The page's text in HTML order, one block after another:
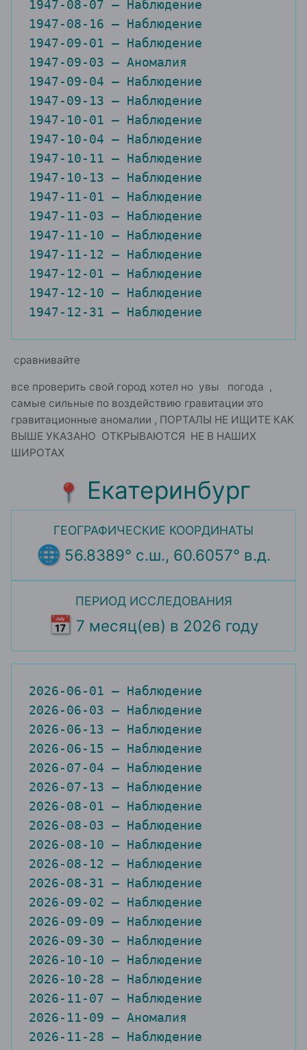
1947-08-16 — Наблюдение
1947-09-01 — Наблюдение
1947-09-03 — Аномалия
1947-09-04 — Наблюдение
1947-09-13 — Наблюдение
1947-10-01 — Наблюдение
1947-10-04 — Наблюдение
1947-10-11 — Наблюдение
1947-10-13 — Наблюдение
1947-11-01 — Наблюдение
1947-11-03 — Наблюдение
1947-11-10 — Наблюдение
1947-11-12 — Наблюдение
1947-12-01 — Наблюдение
1947-12-10 — Наблюдение
1947-12-31 — Наблюдение
сравнивайте
все проверить свой город хотел но увы погода ,
самые сильные по воздействию гравитации это
гравитационные аномалии , ПОРТАЛЫ НЕ ИЩИТЕ КАК
ВЫШЕ УКАЗАНО ОТКРЫВАЮТСЯ НЕ В НАШИХ
ШИРОТАХ
Екатеринбург
ГЕОГРАФИЧЕСКИЕ КООРДИНАТЫ
🌐 56.8389° с.ш., 60.6057° в.д.
ПЕРИОД ИССЛЕДОВАНИЯ
7 месяц(ев) в 2026 году
2026-06-03 — Наблюдение
2026-06-13 — Наблюдение
2026-06-15 — Наблюдение
2026-07-04 — Наблюдение
2026-07-13 — Наблюдение
2026-08-01 — Наблюдение
2026-08-03 — Наблюдение
2026-08-10 — Наблюдение
2026-08-12 — Наблюдение
2026-08-31 — Наблюдение
2026-09-02 — Наблюдение
2026-09-09 — Наблюдение
2026-09-30 — Наблюдение
2026-10-10 — Наблюдение
2026-10-28 — Наблюдение
2026-11-07 — Наблюдение
2026-11-09 — Аномалия
2026-11-28 — Наблюдение
2026-12-06 — Наблюдение